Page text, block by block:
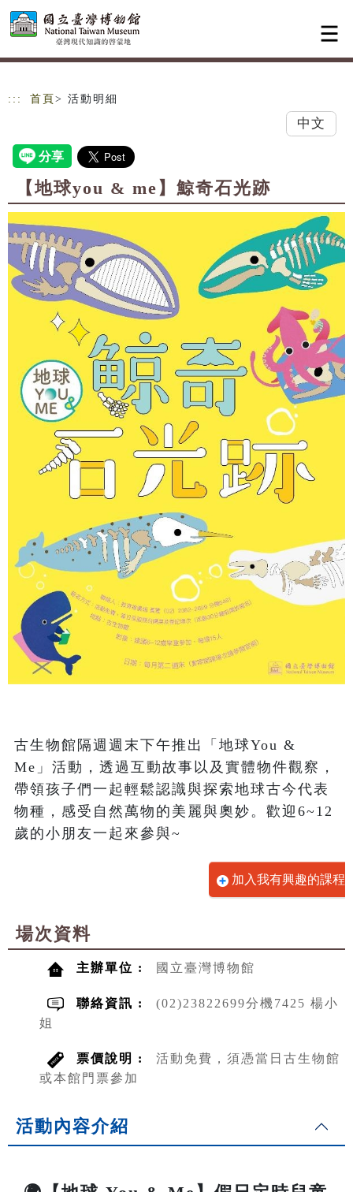
跳到主要內容
網站導覽
::: 首頁 > 活動明細
中文
【地球you & me】鯨奇石光跡
古生物館隔週週末下午推出「地球You &
Me」活動，透過互動故事以及實體物件觀察，
帶領孩子們一起輕鬆認識與探索地球古今代表
物種，感受自然萬物的美麗與奧妙。歡迎6~12
歲的小朋友一起來參與~
加入我有興趣的課程
場次資料
主辦單位 : 國立臺灣博物館
聯絡資訊 :
(02)23822699分機7425 楊小
姐
票價說明 :
活動免費，須憑當日古生物館
或本館門票參加
活動內容介紹